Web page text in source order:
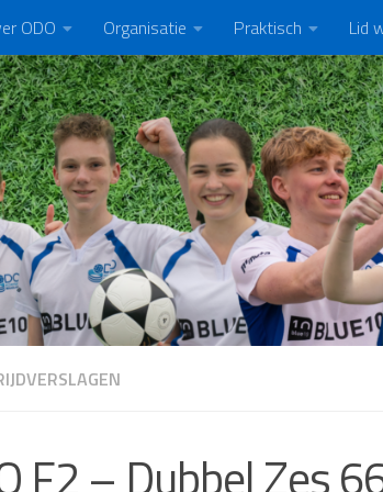
ODO Organisatie Praktisch Lid
F2 – Dubbel Zes